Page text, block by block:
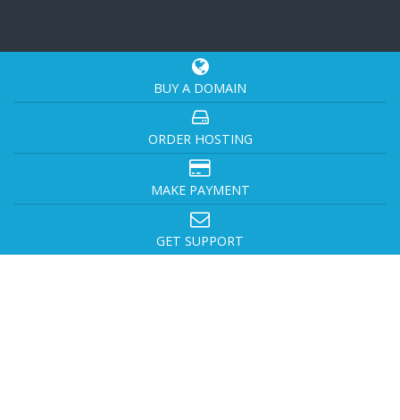
BUY A DOMAIN
ORDER HOSTING
MAKE PAYMENT
GET SUPPORT